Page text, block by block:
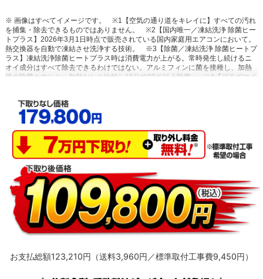
※ 画像はすべてイメージです。
※1【空気の通り道をキレイに】すべての汚れ
を捕集・除去できるものではありません。
※2【国内唯一／凍結洗浄 除菌ヒー
トプラス】2026年3月1日時点で販売されている国内家庭用エアコンにおいて。
熱交換器を自動で凍結させ洗浄する技術。
※3【除菌／凍結洗浄 除菌ヒートプ
ラス】凍結洗浄除菌ヒートプラス時は消費電力が上がる。常時発生し続けるニ
オイ成分はすべて除去できるわけではない。アルミフィンに菌を接種し、加熱
後の除菌カウント。加熱なしと比較し10分で99％以上除菌。
※4【プラズマイ
物質を捕集・抑制/ニオイを抑制】閉鎖された実験設備における試験結果による
もので、実使用空間での効果を示すものではありません。
抑制／カビバスター】約20分間。室温・湿度が上昇する場合あり。工場出荷時
は設定されておらずお客様ご自身による設定が必要。
※7【国内唯一／ステン
レス・クリーン システム】2026年3月1日時点で販売されている国内家庭用エア
コンにおいて。通風路、フラップにステンレスを採用。
※8【最上位モデルに
も搭載／凍結洗浄 除菌ヒートプラス】Xシリーズ搭載「凍結洗浄ヒートプラ
ス」とは加熱温度が異なる。手動運転のみ。
※9【「凍結洗浄」お客様満足度
約93％】「凍結洗浄」機能についての満足度。2023年11月調査。N=6,455。
※10【フィルター掃除で約10％の省エネ効果】外気温2℃、試験室の温度約
23℃、室温安定時1時間平均の消費電力を計測。埃2g塗布状態の消費電力
（521Wh）、掃除後の消費電力（466Wh）
※11【抗菌・防カビ・抗ウイルス
フィルター】フィルターの性能。部屋全体への抑制性能とは異なります。
※12【ダストボックスのお手入れ】ダストボックスは半年に1回を目安に定期的
に確認して、ホコリがたまっているようならお手入れをしてください。
Premiumプラズマ空清」とは異なる。
※14【ステンレスは埃の付着量がプラ
お支払総額123,210円（送料3,960円／標準取付工事費9,450円）